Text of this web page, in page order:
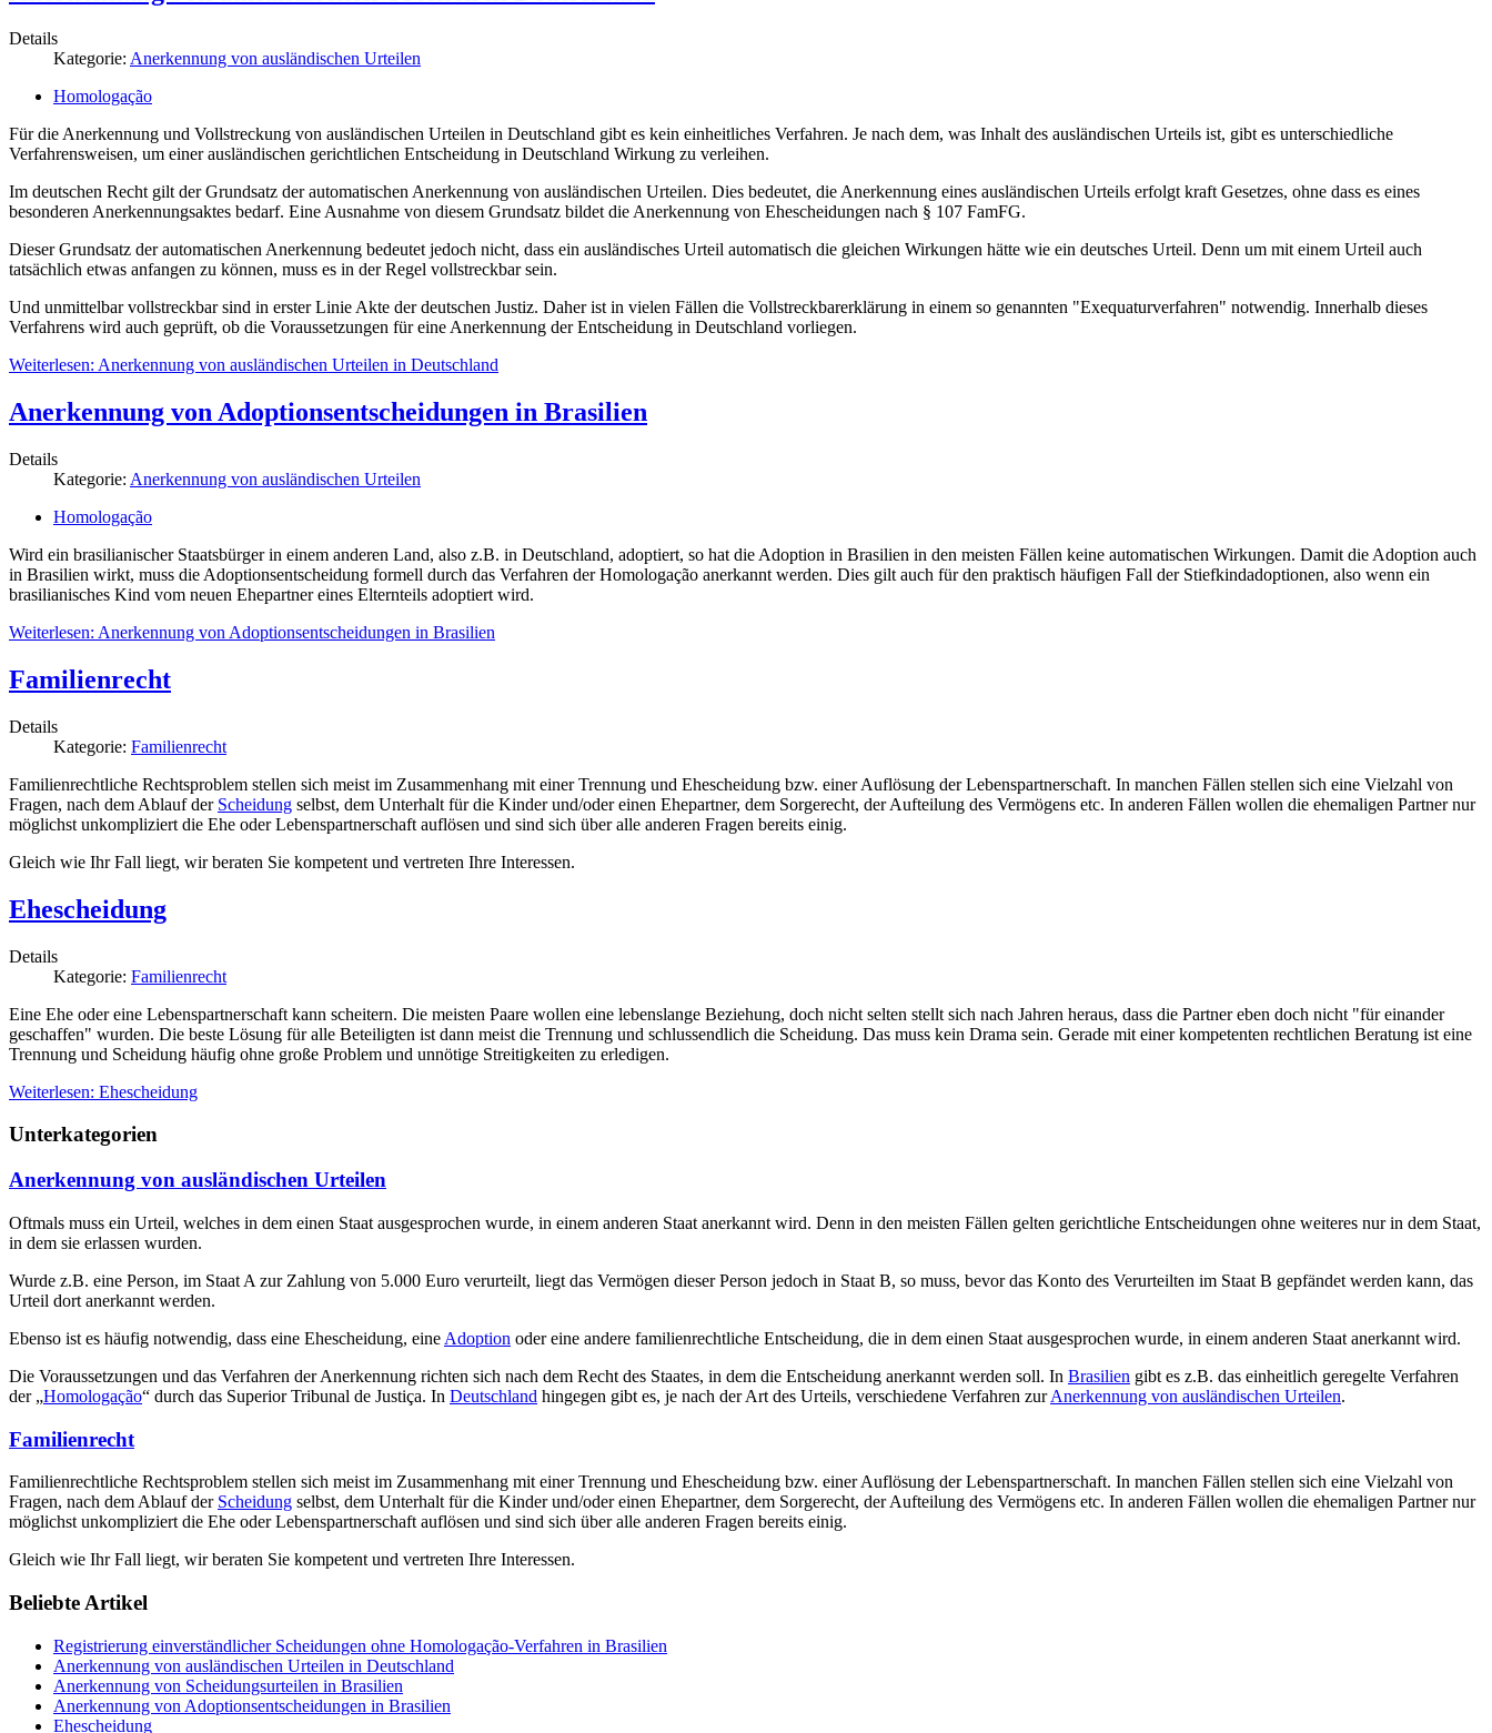
Details
Kategorie: Anerkennung von ausländischen Urteilen
Homologação
Für die Anerkennung und Vollstreckung von ausländischen Urteilen in Deutschland gibt es kein einheitliches Verfahren. Je nach dem, was Inhalt des ausländischen Urteils ist, gibt es unterschiedliche
Verfahrensweisen, um einer ausländischen gerichtlichen Entscheidung in Deutschland Wirkung zu verleihen.
Im deutschen Recht gilt der Grundsatz der automatischen Anerkennung von ausländischen Urteilen. Dies bedeutet, die Anerkennung eines ausländischen Urteils erfolgt kraft Gesetzes, ohne dass es eines
besonderen Anerkennungsaktes bedarf. Eine Ausnahme von diesem Grundsatz bildet die Anerkennung von Ehescheidungen nach § 107 FamFG.
Dieser Grundsatz der automatischen Anerkennung bedeutet jedoch nicht, dass ein ausländisches Urteil automatisch die gleichen Wirkungen hätte wie ein deutsches Urteil. Denn um mit einem Urteil auch
tatsächlich etwas anfangen zu können, muss es in der Regel vollstreckbar sein.
Und unmittelbar vollstreckbar sind in erster Linie Akte der deutschen Justiz. Daher ist in vielen Fällen die Vollstreckbarerklärung in einem so genannten "Exequaturverfahren" notwendig. Innerhalb dieses
Verfahrens wird auch geprüft, ob die Voraussetzungen für eine Anerkennung der Entscheidung in Deutschland vorliegen.
Weiterlesen: Anerkennung von ausländischen Urteilen in Deutschland
Anerkennung von Adoptionsentscheidungen in Brasilien
Details
Kategorie: Anerkennung von ausländischen Urteilen
Homologação
Wird ein brasilianischer Staatsbürger in einem anderen Land, also z.B. in Deutschland, adoptiert, so hat die Adoption in Brasilien in den meisten Fällen keine automatischen Wirkungen. Damit die Adoption auch
in Brasilien wirkt, muss die Adoptionsentscheidung formell durch das Verfahren der Homologação anerkannt werden. Dies gilt auch für den praktisch häufigen Fall der Stiefkindadoptionen, also wenn ein
brasilianisches Kind vom neuen Ehepartner eines Elternteils adoptiert wird.
Weiterlesen: Anerkennung von Adoptionsentscheidungen in Brasilien
Familienrecht
Details
Kategorie: Familienrecht
Familienrechtliche Rechtsproblem stellen sich meist im Zusammenhang mit einer Trennung und Ehescheidung bzw. einer Auflösung der Lebenspartnerschaft. In manchen Fällen stellen sich eine Vielzahl von
Fragen, nach dem Ablauf der Scheidung selbst, dem Unterhalt für die Kinder und/oder einen Ehepartner, dem Sorgerecht, der Aufteilung des Vermögens etc. In anderen Fällen wollen die ehemaligen Partner nur
möglichst unkompliziert die Ehe oder Lebenspartnerschaft auflösen und sind sich über alle anderen Fragen bereits einig.
Gleich wie Ihr Fall liegt, wir beraten Sie kompetent und vertreten Ihre Interessen.
Ehescheidung
Details
Kategorie: Familienrecht
Eine Ehe oder eine Lebenspartnerschaft kann scheitern. Die meisten Paare wollen eine lebenslange Beziehung, doch nicht selten stellt sich nach Jahren heraus, dass die Partner eben doch nicht "für einander
geschaffen" wurden. Die beste Lösung für alle Beteiligten ist dann meist die Trennung und schlussendlich die Scheidung. Das muss kein Drama sein. Gerade mit einer kompetenten rechtlichen Beratung ist eine
Trennung und Scheidung häufig ohne große Problem und unnötige Streitigkeiten zu erledigen.
Weiterlesen: Ehescheidung
Unterkategorien
Anerkennung von ausländischen Urteilen
Oftmals muss ein Urteil, welches in dem einen Staat ausgesprochen wurde, in einem anderen Staat anerkannt wird. Denn in den meisten Fällen gelten gerichtliche Entscheidungen ohne weiteres nur in dem Staat,
in dem sie erlassen wurden.
Wurde z.B. eine Person, im Staat A zur Zahlung von 5.000 Euro verurteilt, liegt das Vermögen dieser Person jedoch in Staat B, so muss, bevor das Konto des Verurteilten im Staat B gepfändet werden kann, das
Urteil dort anerkannt werden.
Ebenso ist es häufig notwendig, dass eine Ehescheidung, eine Adoption oder eine andere familienrechtliche Entscheidung, die in dem einen Staat ausgesprochen wurde, in einem anderen Staat anerkannt wird.
Die Voraussetzungen und das Verfahren der Anerkennung richten sich nach dem Recht des Staates, in dem die Entscheidung anerkannt werden soll. In Brasilien gibt es z.B. das einheitlich geregelte Verfahren
der „Homologação“ durch das Superior Tribunal de Justiça. In Deutschland hingegen gibt es, je nach der Art des Urteils, verschiedene Verfahren zurAnerkennung von ausländischen Urteilen.
Familienrecht
Familienrechtliche Rechtsproblem stellen sich meist im Zusammenhang mit einer Trennung und Ehescheidung bzw. einer Auflösung der Lebenspartnerschaft. In manchen Fällen stellen sich eine Vielzahl von
Fragen, nach dem Ablauf der Scheidung selbst, dem Unterhalt für die Kinder und/oder einen Ehepartner, dem Sorgerecht, der Aufteilung des Vermögens etc. In anderen Fällen wollen die ehemaligen Partner nur
möglichst unkompliziert die Ehe oder Lebenspartnerschaft auflösen und sind sich über alle anderen Fragen bereits einig.
Gleich wie Ihr Fall liegt, wir beraten Sie kompetent und vertreten Ihre Interessen.
Beliebte Artikel
Registrierung einverständlicher Scheidungen ohne Homologação-Verfahren in Brasilien
Anerkennung von ausländischen Urteilen in Deutschland
Anerkennung von Scheidungsurteilen in Brasilien
Anerkennung von Adoptionsentscheidungen in Brasilien
Ehescheidung